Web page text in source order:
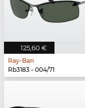
125,60 €
Ray-Ban
Rb3183 - 004/71